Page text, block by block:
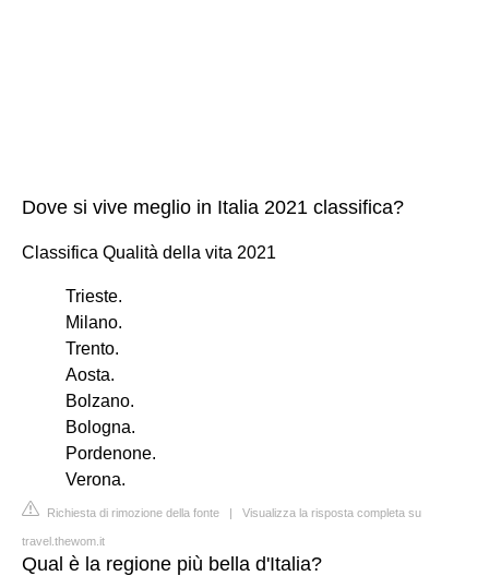
Dove si vive meglio in Italia 2021 classifica?
Classifica Qualità della vita 2021
Trieste.
Milano.
Trento.
Aosta.
Bolzano.
Bologna.
Pordenone.
Verona.
Richiesta di rimozione della fonte | Visualizza la risposta completa su
travel.thewom.it
Qual è la regione più bella d'Italia?